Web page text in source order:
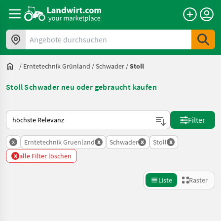
Angebote durchsuchen
/ Erntetechnik Grünland /Schwader /Stoll
Stoll Schwader neu oder gebraucht kaufen
So wird auf Landwirt.com sortiert
Filter
x Erntetechnik Gruenland x Schwader x Stoll x
x alle Filter löschen
Liste Raster